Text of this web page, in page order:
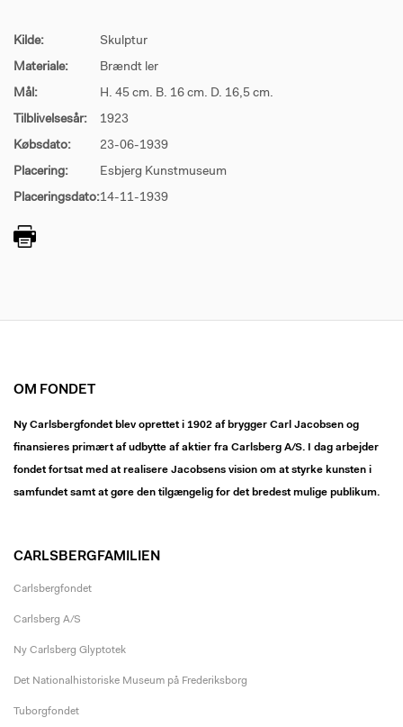
Kilde: Skulptur
Materiale: Brændt ler
Mål: H. 45 cm. B. 16 cm. D. 16,5 cm.
Tilblivelsesår: 1923
Købsdato: 23-06-1939
Placering: Esbjerg Kunstmuseum
Placeringsdato:14-11-1939
OM FONDET
Ny Carlsbergfondet blev oprettet i 1902 af brygger Carl Jacobsen og
finansieres primært af udbytte af aktier fra Carlsberg A/S. I dag arbejder
fondet fortsat med at realisere Jacobsens vision om at styrke kunsten i
samfundet samt at gøre den tilgængelig for det bredest mulige publikum.
CARLSBERGFAMILIEN
Carlsbergfondet
Carlsberg A/S
Ny Carlsberg Glyptotek
Det Nationalhistoriske Museum på Frederiksborg
Tuborgfondet